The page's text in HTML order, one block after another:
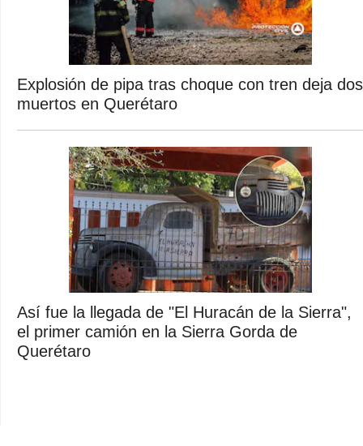
Explosión de pipa tras choque con tren deja dos
muertos en Querétaro
Así fue la llegada de "El Huracán de la Sierra",
el primer camión en la Sierra Gorda de
Querétaro